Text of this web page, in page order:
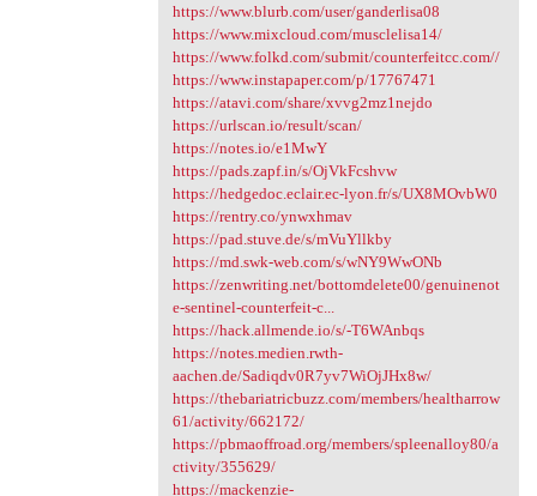
https://www.blurb.com/user/ganderlisa08
https://www.mixcloud.com/musclelisa14/
https://www.folkd.com/submit/counterfeitcc.com//
https://www.instapaper.com/p/17767471
https://atavi.com/share/xvvg2mz1nejdo
https://urlscan.io/result/scan/
https://notes.io/e1MwY
https://pads.zapf.in/s/OjVkFcshvw
https://hedgedoc.eclair.ec-lyon.fr/s/UX8MOvbW0
https://rentry.co/ynwxhmav
https://pad.stuve.de/s/mVuYllkby
https://md.swk-web.com/s/wNY9WwONb
https://zenwriting.net/bottomdelete00/genuinenot
e-sentinel-counterfeit-c...
https://hack.allmende.io/s/-T6WAnbqs
https://notes.medien.rwth-
aachen.de/Sadiqdv0R7yv7WiOjJHx8w/
https://thebariatricbuzz.com/members/healtharrow
61/activity/662172/
https://pbmaoffroad.org/members/spleenalloy80/a
ctivity/355629/
https://mackenzie-